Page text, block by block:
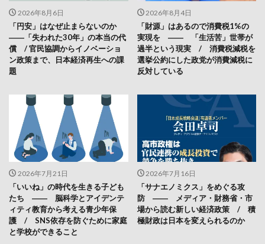
2026年8月6日
「円安」はなぜ止まらないのか
――「失われた30年」の本当の代
償 / 官民協調からイノベーショ
ン政策まで、日本経済再生への課
題
2026年8月4日
「財源」はあるので消費税1%の
実現を ―― 「生活苦」世帯が
過半という現実 / 消費税減税を
選挙公約にした政党が消費減税に
反対している
2026年7月21日
「いいね」の時代を生きる子ども
たち ―― 脳科学とアイデンテ
ィティ教育から考える青少年保
護 / SNS依存を防ぐために家庭
と学校ができること
2026年7月16日
「サナエノミクス」をめぐる攻
防 ―― メディア・財務省・市
場から読む新しい経済政策 / 積
極財政は日本を変えられるのか